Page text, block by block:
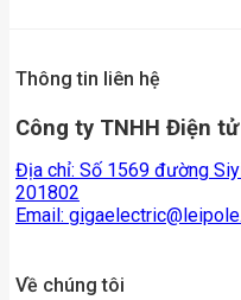
Thông tin liên hệ
Công ty TNHH Điện
Địa chỉ: Số 1569 đường
201802
Email:
Về chúng tôi